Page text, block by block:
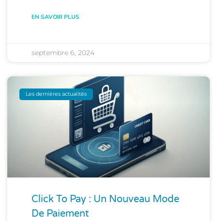
EN SAVOIR PLUS
septembre 6, 2024
Les dernières actualités
Click To Pay : Un Nouveau Mode
De Paiement